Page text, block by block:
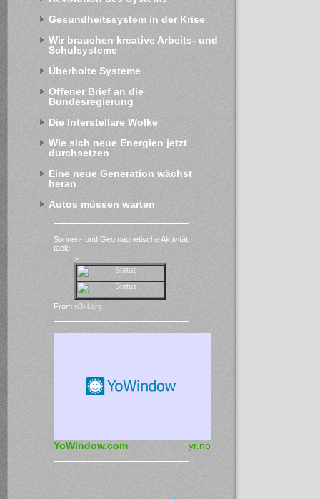
Gesundheitssystem in der Krise
Wir brauchen kreative Arbeits- und
Schulsysteme
Überholte Systeme
Offener Brief an die
Bundesregierung
Die Interstellare Wolke
Wie sich neue Energien jetzt
durchsetzen
Eine neue Generation wächst
heran
Autos müssen warten
Sonnen- und Geomagnetische Aktivität
table
>
From n3kl.org
YoWindow.com yr.no